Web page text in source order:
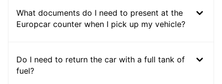
What documents do I need to present at the
Europcar counter when I pick up my vehicle?
Do I need to return the car with a full tank of
fuel?